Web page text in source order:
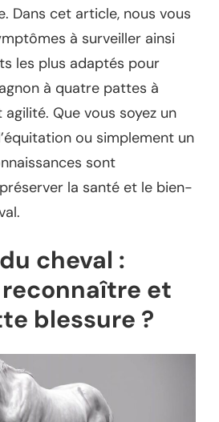
Dans cet article, nous vous
à surveiller ainsi
les plus adaptés pour
à quatre pattes à
Que vous soyez un
ou simplement un
sont
la santé et le bien-
cheval :
et
blessure ?